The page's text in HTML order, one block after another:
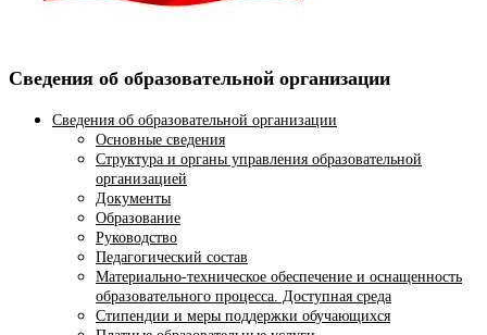
Сведения об образовательной организации
Сведения об образовательной организации
Основные сведения
Структура и органы управления образовательной
организацией
Документы
Образование
Руководство
Педагогический состав
Материально-техническое обеспечение и оснащенность
образовательного процесса. Доступная среда
Стипендии и меры поддержки обучающихся